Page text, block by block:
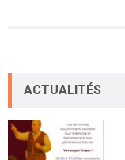
ACTUALITÉS